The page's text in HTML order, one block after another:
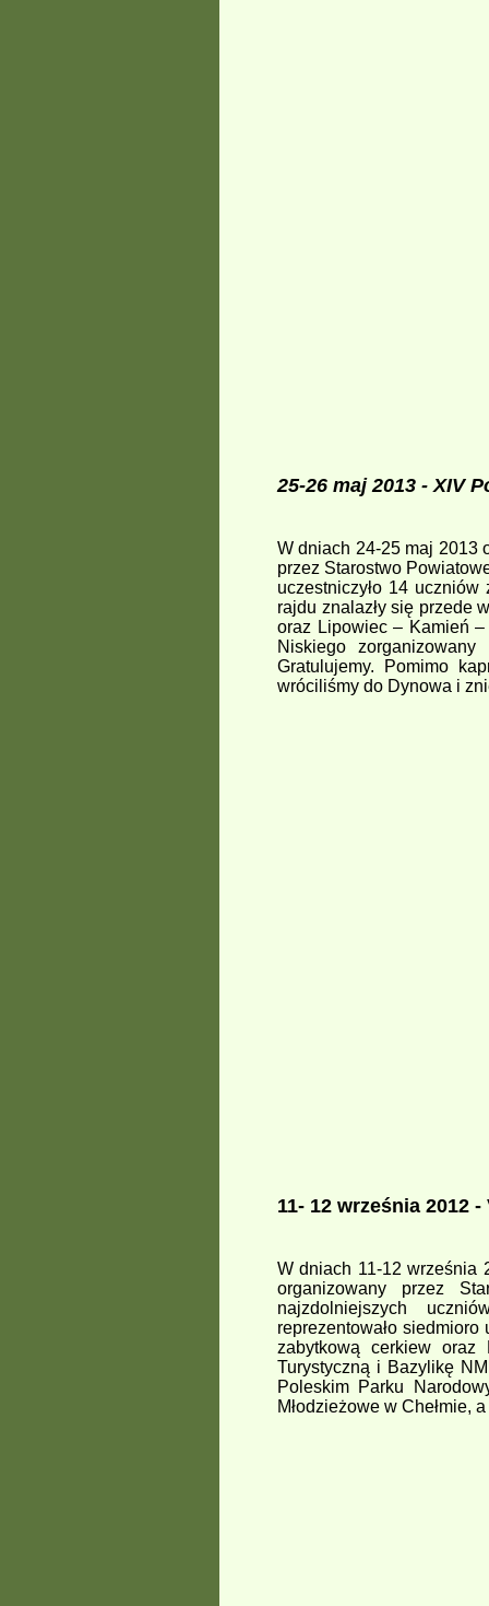
25-26 maj 2013 - XIV
W dniach 24-25 maj 2013
przez Starostwo
uczestniczyło 14
rajdu znalazły się przede
oraz Lipowiec – Kamień
Niskiego
Gratulujemy. Pomimo
wróciliśmy do Dynowa i
11- 12 września 2012
W dniach 11-12 września
organizowany przez
najzdolniejszych
reprezentowało
zabytkową cerkiew oraz
Turystyczną i Bazylikę
Poleskim Parku
Młodzieżowe w Chełmie,